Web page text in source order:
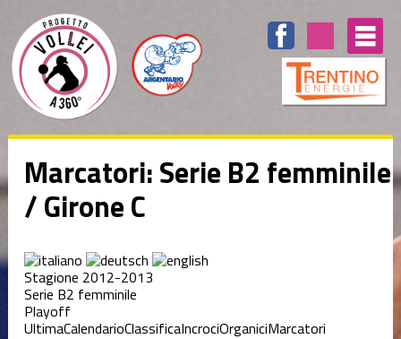
Marcatori: Serie B2 femminile
/ Girone C
Stagione 2012-2013
Serie B2 femminile
Playoff
UltimaCalendarioClassificaIncrociOrganiciMarcatori